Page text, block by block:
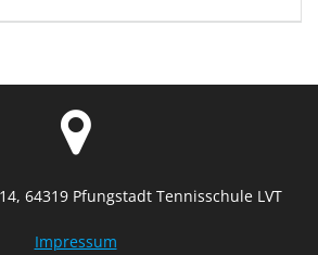
64319 Pfungstadt Tennisschule LVT
Impressum